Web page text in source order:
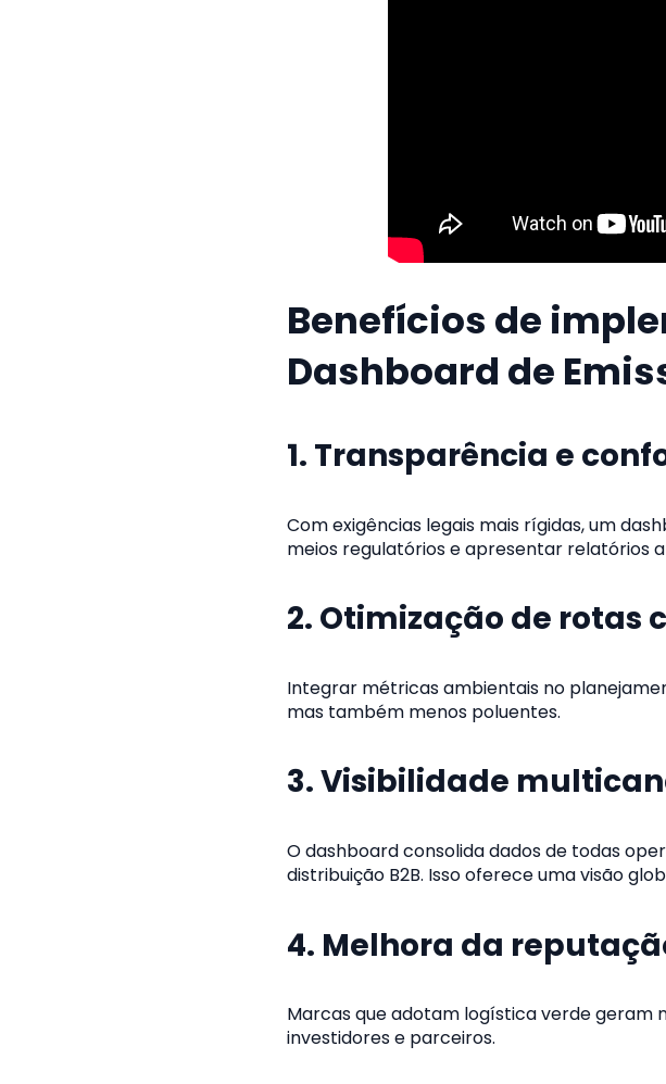
Benefícios de
Dashboard de
1. Transparência e
Com exigências legais mais rígidas, um
meios regulatórios e apresentar relatórios
2. Otimização de rotas
Integrar métricas ambientais no
mas também menos poluentes.
3. Visibilidade
O dashboard consolida dados de todas
distribuição B2B. Isso oferece uma visão
4. Melhora da
Marcas que adotam logística verde geram
investidores e parceiros.